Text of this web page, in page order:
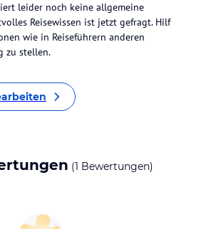
leider noch keine allgemeine
Reisewissen ist jetzt gefragt. Hilf
wie in Reiseführern anderen
zu stellen.
(1 Bewertungen)